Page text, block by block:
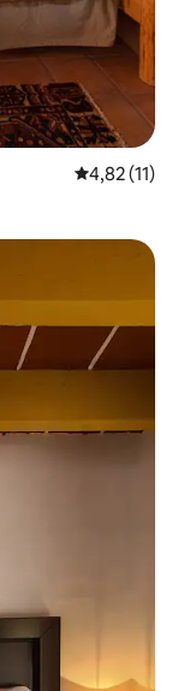
Évaluation
4,82 (11)